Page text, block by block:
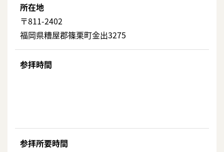
所在地
〒811-2402
福岡県糟屋郡篠栗町金出3275
参拝時間
参拝所要時間